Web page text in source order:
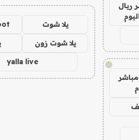
ريال
!
يلا شوت
يلا شوت زون
yalla live